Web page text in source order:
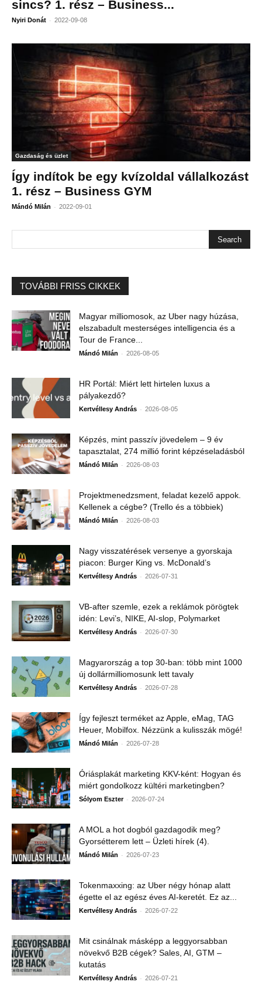
sincs? 1. rész – Business...
Nyiri Donát - 2022-09-08
Gazdaság és üzlet
Így indítok be egy kvízoldal vállalkozást
1. rész – Business GYM
Mándó Milán - 2022-09-01
TOVÁBBI FRISS CIKKEK
Magyar milliomosok, az Uber nagy húzása,
elszabadult mesterséges intelligencia és a
Tour de France...
Mándó Milán - 2026-08-05
HR Portál: Miért lett hirtelen luxus a
pályakezdő?
Kertvéllesy András - 2026-08-05
Képzés, mint passzív jövedelem – 9 év
tapasztalat, 274 millió forint képzéseladásból
Mándó Milán - 2026-08-03
Projektmenedzsment, feladat kezelő appok.
Kellenek a cégbe? (Trello és a többiek)
Mándó Milán - 2026-08-03
Nagy visszatérések versenye a gyorskaja
piacon: Burger King vs. McDonald’s
Kertvéllesy András - 2026-07-31
VB-after szemle, ezek a reklámok pörögtek
idén: Levi’s, NIKE, AI-slop, Polymarket
Kertvéllesy András - 2026-07-30
Magyarország a top 30-ban: több mint 1000
új dollármilliomosunk lett tavaly
Kertvéllesy András - 2026-07-28
Így fejleszt terméket az Apple, eMag, TAG
Heuer, Mobilfox. Nézzünk a kulisszák mögé!
Mándó Milán - 2026-07-28
Óriásplakát marketing KKV-ként: Hogyan és
miért gondolkozz kültéri marketingben?
Sólyom Eszter - 2026-07-24
A MOL a hot dogból gazdagodik meg?
Gyorsétterem lett – Üzleti hírek (4).
Mándó Milán - 2026-07-23
Tokenmaxxing: az Uber négy hónap alatt
égette el az egész éves AI-keretét. Ez az...
Kertvéllesy András - 2026-07-22
Mit csinálnak másképp a leggyorsabban
növekvő B2B cégek? Sales, AI, GTM –
kutatás
Kertvéllesy András - 2026-07-21